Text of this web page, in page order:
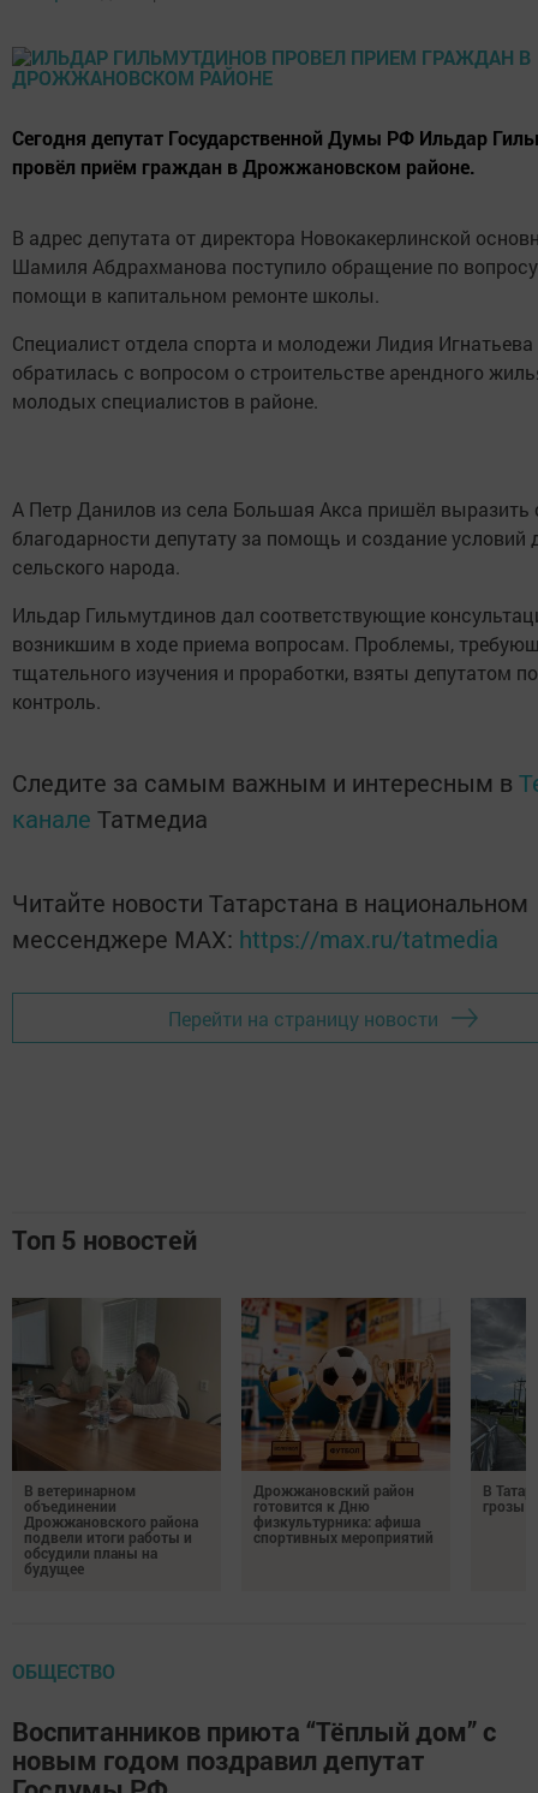
Сегодня депутат Государственной Думы РФ Ильдар
провёл приём граждан в Дрожжановском районе.
В адрес депутата от директора Новокакерлинской
Шамиля Абдрахманова поступило обращение по
помощи в капитальном ремонте школы.
Специалист отдела спорта и молодежи Лидия Игнатьева
обратилась с вопросом о строительстве арендного
молодых специалистов в районе.
А Петр Данилов из села Большая Акса пришёл выразить
благодарности депутату за помощь и создание условий
сельского народа.
Ильдар Гильмутдинов дал соответствующие
возникшим в ходе приема вопросам. Проблемы,
тщательного изучения и проработки, взяты депутатом
контроль.
Следите за самым важным и интересным в
канале Татмедиа
Читайте новости Татарстана в национальном
мессенджере MАХ: https://max.ru/tatmedia
Перейти на страницу новости
Топ 5 новостей
В ветеринарном
объединении
Дрожжановского района
подвели итоги работы и
обсудили планы на
будущее
Дрожжановский район
готовится к Дню
физкультурника: афиша
спортивных мероприятий
В
грозы
ОБЩЕСТВО
Воспитанников приюта “Тёплый дом” с
новым годом поздравил депутат